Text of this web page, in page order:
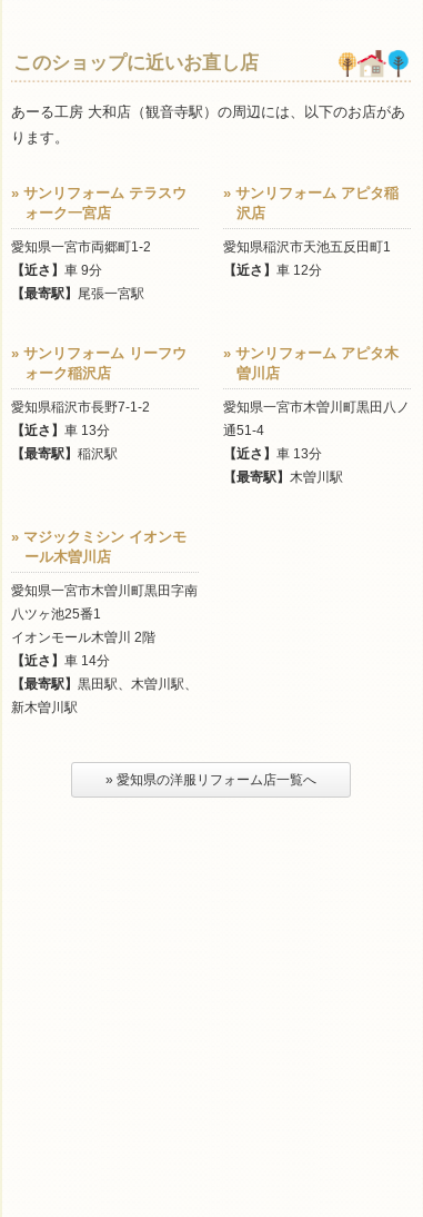
このショップに近いお直し店
あーる工房 大和店（観音寺駅）の周辺には、以下のお店があ
ります。
» サンリフォーム テラスウ
ォーク一宮店
愛知県一宮市両郷町1-2
【近さ】 車 9分
【最寄駅】 尾張一宮駅
» サンリフォーム アピタ稲
沢店
愛知県稲沢市天池五反田町1
【近さ】 車 12分
» サンリフォーム リーフウ
ォーク稲沢店
愛知県稲沢市長野7-1-2
【近さ】 車 13分
【最寄駅】 稲沢駅
» サンリフォーム アピタ木
曽川店
愛知県一宮市木曽川町黒田八ノ
通51-4
【近さ】 車 13分
【最寄駅】 木曽川駅
» マジックミシン イオンモ
ール木曽川店
愛知県一宮市木曽川町黒田字南
八ツヶ池25番1
イオンモール木曽川 2階
【近さ】 車 14分
【最寄駅】 黒田駅、木曽川駅、
新木曽川駅
» 愛知県の洋服リフォーム店一覧へ